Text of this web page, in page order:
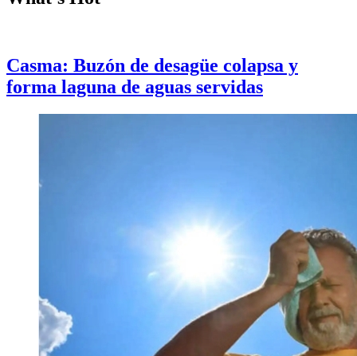
Casma: Buzón de desagüe colapsa y
forma laguna de aguas servidas